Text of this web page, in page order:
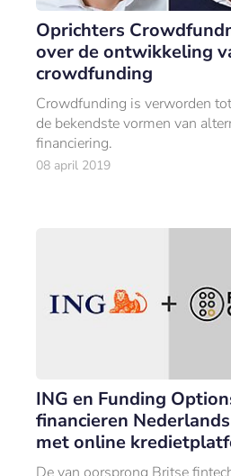
Oprichters
over de ontwikkeling
crowdfunding
Crowdfunding is verworden
de bekendste vormen van
financiering.
08 april 2019
ING en Funding
financieren
met online